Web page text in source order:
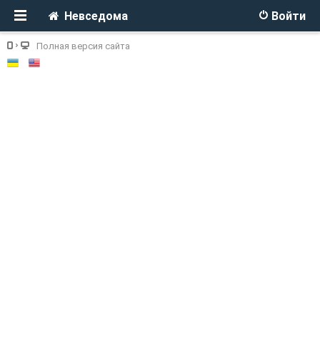
Войти
Невседома
Полная версия сайта